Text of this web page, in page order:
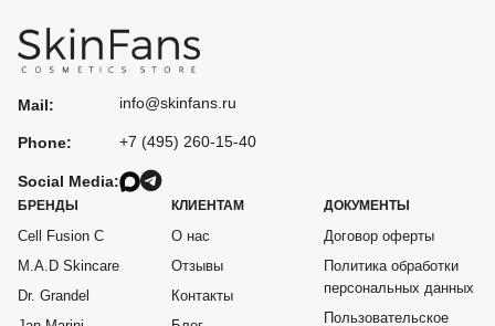
Mail:
Phone:
Social Media:
info@skinfans.ru
+7 (495) 260-15-40
БРЕНДЫ
Cell Fusion C
M.A.D Skincare
Dr. Grandel
КЛИЕНТАМ
О нас
Отзывы
Контакты
ДОКУМЕНТЫ
Договор оферты
Политика обработки
персональных данных
Пользовательское